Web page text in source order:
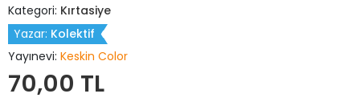
Kategori: Kırtasiye
Yazar: Kolektif
Yayınevi: Keskin Color
70,00 TL